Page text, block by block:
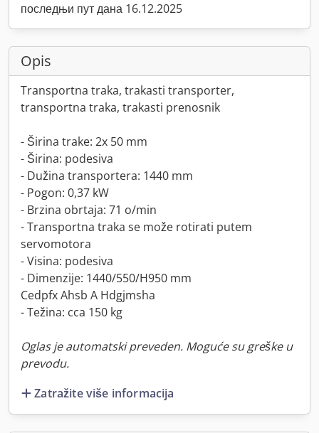
последњи пут дана 16.12.2025
Opis
Transportna traka, trakasti transporter,
transportna traka, trakasti prenosnik
- Širina trake: 2x 50 mm
- Širina: podesiva
- Dužina transportera: 1440 mm
- Pogon: 0,37 kW
- Brzina obrtaja: 71 o/min
- Transportna traka se može rotirati putem
servomotora
- Visina: podesiva
- Dimenzije: 1440/550/H950 mm
Cedpfx Ahsb A Hdgjmsha
- Težina: cca 150 kg
Oglas je automatski preveden. Moguće su greške u
prevodu.
Zatražite više informacija